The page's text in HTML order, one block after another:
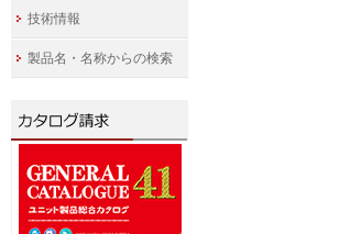
技術情報
製品名・名称からの検索